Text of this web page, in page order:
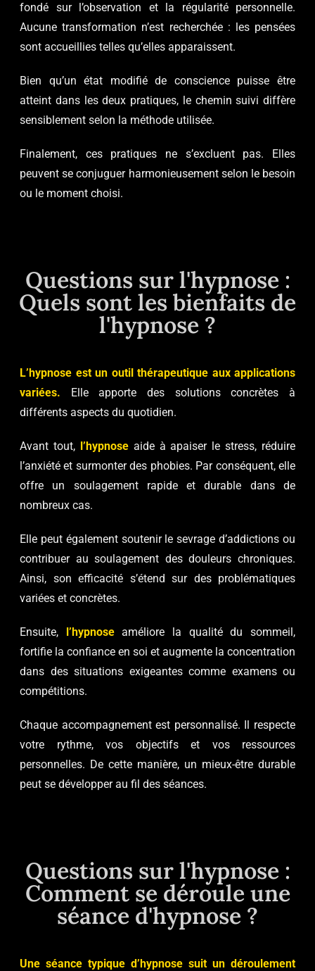
fondé sur l’observation et la régularité personnelle.
Aucune transformation n’est recherchée : les pensées
sont accueillies telles qu’elles apparaissent.
Bien qu’un état modifié de conscience puisse être
atteint dans les deux pratiques, le chemin suivi diffère
sensiblement selon la méthode utilisée.
Finalement, ces pratiques ne s’excluent pas. Elles
peuvent se conjuguer harmonieusement selon le besoin
ou le moment choisi.
Questions sur l'hypnose :
Quels sont les bienfaits de
l'hypnose ?
L’hypnose est un outil thérapeutique aux applications
variées. Elle apporte des solutions concrètes à
différents aspects du quotidien.
Avant tout, l’hypnoseaide à apaiser le stress, réduire
l’anxiété et surmonter des phobies. Par conséquent, elle
offre un soulagement rapide et durable dans de
nombreux cas.
Elle peut également soutenir le sevrage d’addictions ou
contribuer au soulagement des douleurs chroniques.
Ainsi, son efficacité s’étend sur des problématiques
variées et concrètes.
Ensuite, l’hypnoseaméliore la qualité du sommeil,
fortifie la confiance en soi et augmente la concentration
dans des situations exigeantes comme examens ou
compétitions.
Chaque accompagnement est personnalisé. Il respecte
votre rythme, vos objectifs et vos ressources
personnelles. De cette manière, un mieux-être durable
peut se développer au fil des séances.
Questions sur l'hypnose :
Comment se déroule une
séance d'hypnose ?
Une séance typique d’hypnose suit un déroulement